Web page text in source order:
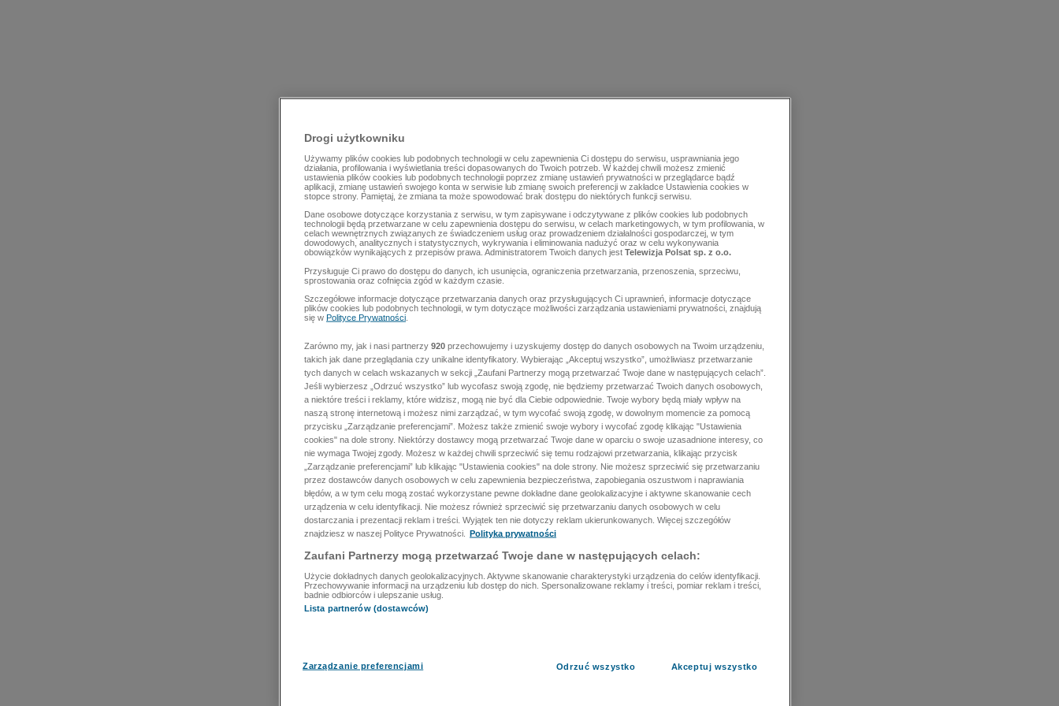
Drogi użytkowniku
Używamy plików cookies lub podobnych technologii w celu zapewnienia Ci dostępu do serwisu, usprawniania jego
działania, profilowania i wyświetlania treści dopasowanych do Twoich potrzeb. W każdej chwili możesz zmienić
ustawienia plików cookies lub podobnych technologii poprzez zmianę ustawień prywatności w przeglądarce bądź
aplikacji, zmianę ustawień swojego konta w serwisie lub zmianę swoich preferencji w zakładce Ustawienia cookies w
stopce strony. Pamiętaj, że zmiana ta może spowodować brak dostępu do niektórych funkcji serwisu.
Dane osobowe dotyczące korzystania z serwisu, w tym zapisywane i odczytywane z plików cookies lub podobnych
technologii będą przetwarzane w celu zapewnienia dostępu do serwisu, w celach marketingowych, w tym profilowania, w
celach wewnętrznych związanych ze świadczeniem usług oraz prowadzeniem działalności gospodarczej, w tym
dowodowych, analitycznych i statystycznych, wykrywania i eliminowania nadużyć oraz w celu wykonywania
obowiązków wynikających z przepisów prawa. Administratorem Twoich danych jest Telewizja Polsat sp. z o.o.
Przysługuje Ci prawo do dostępu do danych, ich usunięcia, ograniczenia przetwarzania, przenoszenia, sprzeciwu,
sprostowania oraz cofnięcia zgód w każdym czasie.
Szczegółowe informacje dotyczące przetwarzania danych oraz przysługujących Ci uprawnień, informacje dotyczące
plików cookies lub podobnych technologii, w tym dotyczące możliwości zarządzania ustawieniami prywatności, znajdują
się w Polityce Prywatności
Zarówno my, jak i nasi partnerzy 920 przechowujemy i uzyskujemy dostęp do danych osobowych na Twoim urządzeniu,
takich jak dane przeglądania czy unikalne identyfikatory. Wybierając „Akceptuj wszystko”, umożliwiasz przetwarzanie
tych danych w celach wskazanych w sekcji „Zaufani Partnerzy mogą przetwarzać Twoje dane w następujących celach”.
Jeśli wybierzesz „Odrzuć wszystko” lub wycofasz swoją zgodę, nie będziemy przetwarzać Twoich danych osobowych,
a niektóre treści i reklamy, które widzisz, mogą nie być dla Ciebie odpowiednie. Twoje wybory będą miały wpływ na
naszą stronę internetową i możesz nimi zarządzać, w tym wycofać swoją zgodę, w dowolnym momencie za pomocą
przycisku „Zarządzanie preferencjami”. Możesz także zmienić swoje wybory i wycofać zgodę klikając "Ustawienia
cookies" na dole strony. Niektórzy dostawcy mogą przetwarzać Twoje dane w oparciu o swoje uzasadnione interesy, co
nie wymaga Twojej zgody. Możesz w każdej chwili sprzeciwić się temu rodzajowi przetwarzania, klikając przycisk
„Zarządzanie preferencjami” lub klikając "Ustawienia cookies" na dole strony. Nie możesz sprzeciwić się przetwarzaniu
przez dostawców danych osobowych w celu zapewnienia bezpieczeństwa, zapobiegania oszustwom i naprawiania
błędów, a w tym celu mogą zostać wykorzystane pewne dokładne dane geolokalizacyjne i aktywne skanowanie cech
urządzenia w celu identyfikacji. Nie możesz również sprzeciwić się przetwarzaniu danych osobowych w celu
dostarczania i prezentacji reklam i treści. Wyjątek ten nie dotyczy reklam ukierunkowanych. Więcej szczegółów
znajdziesz w naszej Polityce Prywatności.
Polityka prywatności
Zaufani Partnerzy mogą przetwarzać Twoje dane w następujących celach:
Użycie dokładnych danych geolokalizacyjnych. Aktywne skanowanie charakterystyki urządzenia do celów identyfikacji.
Przechowywanie informacji na urządzeniu lub dostęp do nich. Spersonalizowane reklamy i treści, pomiar reklam i treści,
badnie odbiorców i ulepszanie usług.
Lista partnerów (dostawców)
Zarządzanie preferencjami Odrzuć wszystko Akceptuj wszystko